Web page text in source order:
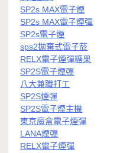
SP2s MAX電子煙
SP2s MAX電子煙彈
SP2s電子煙
sps2拋棄式電子菸
RELX電子煙彈糖果
SP2S電子煙彈
八大兼職打工
SP2S煙彈
SP2S電子煙主機
東京魔盒電子煙彈
LANA煙彈
RELX電子煙彈